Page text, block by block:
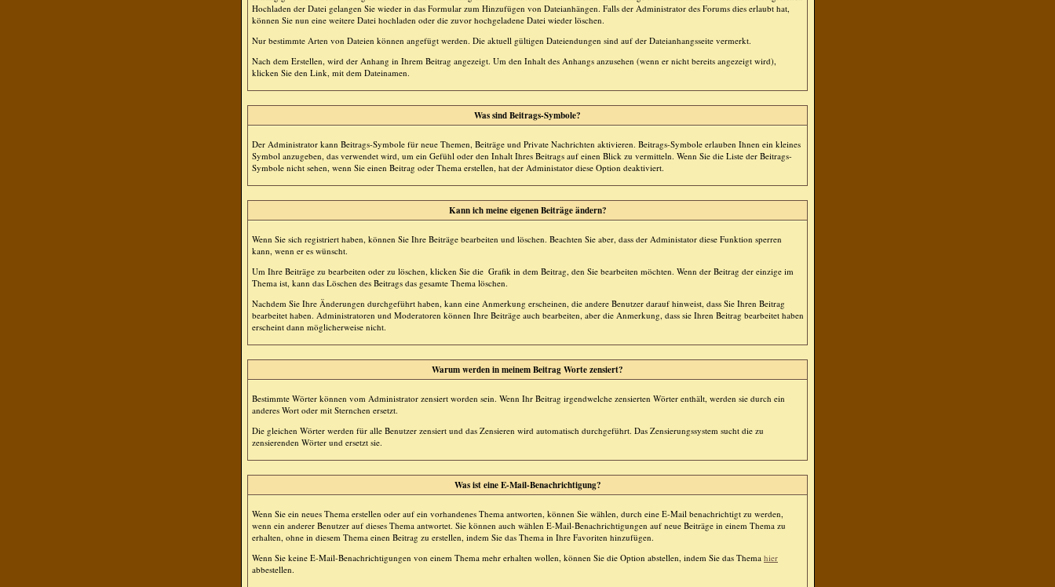
Hochladen der Datei gelangen Sie wieder in das Formular zum Hinzufügen von Dateianhängen. Falls der Administrator des Forums dies erlaubt hat,
können Sie nun eine weitere Datei hochladen oder die zuvor hochgeladene Datei wieder löschen.
Nur bestimmte Arten von Dateien können angefügt werden. Die aktuell gültigen Dateiendungen sind auf der Dateianhangsseite vermerkt.
Nach dem Erstellen, wird der Anhang in Ihrem Beitrag angezeigt. Um den Inhalt des Anhangs anzusehen (wenn er nicht bereits angezeigt wird),
klicken Sie den Link, mit dem Dateinamen.
Was sind Beitrags-Symbole?
Der Administrator kann Beitrags-Symbole für neue Themen, Beiträge und Private Nachrichten aktivieren. Beitrags-Symbole erlauben Ihnen ein kleines
Symbol anzugeben, das verwendet wird, um ein Gefühl oder den Inhalt Ihres Beitrags auf einen Blick zu vermitteln. Wenn Sie die Liste der Beitrags-
Symbole nicht sehen, wenn Sie einen Beitrag oder Thema erstellen, hat der Administator diese Option deaktiviert.
Kann ich meine eigenen Beiträge ändern?
Wenn Sie sich registriert haben, können Sie Ihre Beiträge bearbeiten und löschen. Beachten Sie aber, dass der Administator diese Funktion sperren
kann, wenn er es wünscht.
Um Ihre Beiträge zu bearbeiten oder zu löschen, klicken Sie die Grafik in dem Beitrag, den Sie bearbeiten möchten. Wenn der Beitrag der einzige im
Thema ist, kann das Löschen des Beitrags das gesamte Thema löschen.
Nachdem Sie Ihre Änderungen durchgeführt haben, kann eine Anmerkung erscheinen, die andere Benutzer darauf hinweist, dass Sie Ihren Beitrag
bearbeitet haben. Administratoren und Moderatoren können Ihre Beiträge auch bearbeiten, aber die Anmerkung, dass sie Ihren Beitrag bearbeitet haben
erscheint dann möglicherweise nicht.
Warum werden in meinem Beitrag Worte zensiert?
Bestimmte Wörter können vom Administrator zensiert worden sein. Wenn Ihr Beitrag irgendwelche zensierten Wörter enthält, werden sie durch ein
anderes Wort oder mit Sternchen ersetzt.
Die gleichen Wörter werden für alle Benutzer zensiert und das Zensieren wird automatisch durchgeführt. Das Zensierungssystem sucht die zu
zensierenden Wörter und ersetzt sie.
Was ist eine E-Mail-Benachrichtigung?
Wenn Sie ein neues Thema erstellen oder auf ein vorhandenes Thema antworten, können Sie wählen, durch eine E-Mail benachrichtigt zu werden,
wenn ein anderer Benutzer auf dieses Thema antwortet. Sie können auch wählen E-Mail-Benachrichtigungen auf neue Beiträge in einem Thema zu
erhalten, ohne in diesem Thema einen Beitrag zu erstellen, indem Sie das Thema in Ihre Favoriten hinzufügen.
Wenn Sie keine E-Mail-Benachrichtigungen von einem Thema mehr erhalten wollen, können Sie die Option abstellen, indem Sie das Thema hier
abbestellen.